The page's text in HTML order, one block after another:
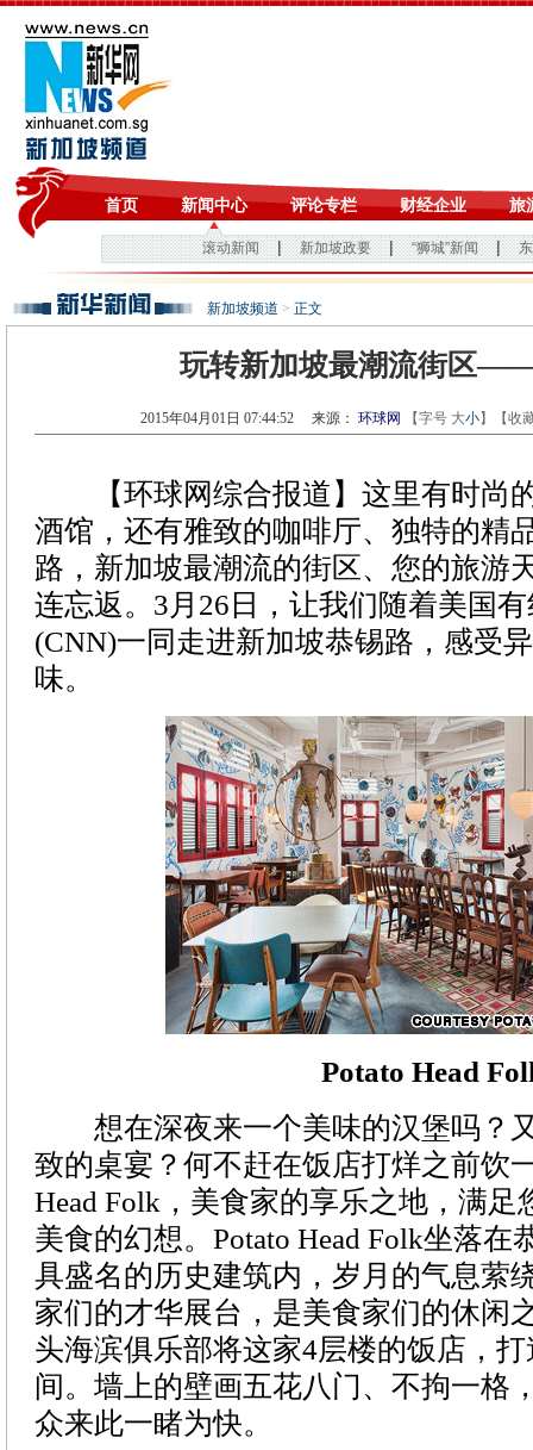
新加坡频道 > 正文
玩转新加坡最潮流街区
2015年04月01日 07:44:52 来源： 环球网 【字号 大小】【收
【环球网综合报道】这里有时尚
酒馆，还有雅致的咖啡厅、独特的精
路，新加坡最潮流的街区、您的旅游
连忘返。3月26日，让我们随着美国
(CNN)一同走进新加坡恭锡路，感受
味。
Potato Head
想在深夜来一个美味的汉堡吗？
致的桌宴？何不赶在饭店打烊之前饮
Head Folk，美食家的享乐之地，满足
美食的幻想。Potato Head Folk坐落在
具盛名的历史建筑内，岁月的气息萦
家们的才华展台，是美食家们的休闲
头海滨俱乐部将这家4层楼的饭店，
间。墙上的壁画五花八门、不拘一格
众来此一睹为快。